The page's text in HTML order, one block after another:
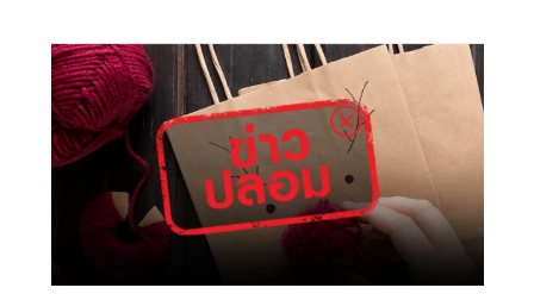
ปัญหาภัยความมั่นคงและภัยทางสังคมของนายไชยชนก ชิดชอบ
รัฐมนตรีว่าการกระทรวงดิจิทัลเพื่อเศรษฐกิจและสังคม (ดีอี)
โดยยกระดับความสำคัญเรื่องการสร้างความตระหนักรู้เท่าทัน
ภัยอาชญากรรมทางเทคโนโลยี ข่าวปลอม และข้อมูลบิดเบือน